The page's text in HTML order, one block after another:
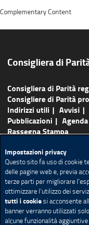
Impostazioni privacy
Questo sito fa uso di cookie
delle pagine web e, previa
terze parti per migliorare
ottimizzare l’utilizzo dei
tutti i cookiesi acconsente
banner verranno utilizzati
alcune funzionalità
Consigliera di
Consigliera di Parità
Consigliere di Parità
Indirizzi utili
Avvisi
Pubblicazioni
Agenda
Rassegna Stampa
Mappa del sito
Redazione
Privacy
Cookie policy
Complementary Content